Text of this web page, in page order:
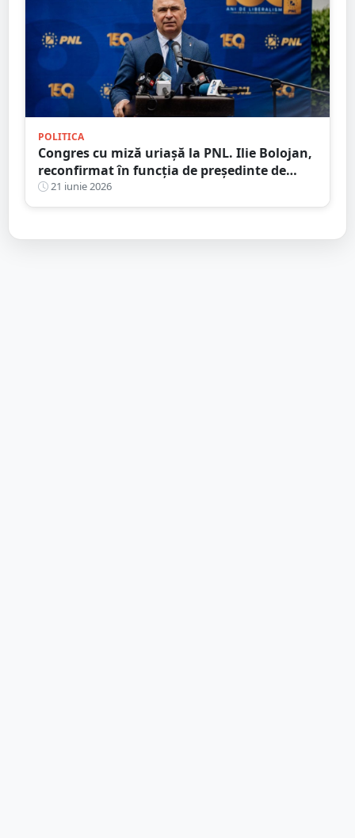
POLITICA
Congres cu miză uriașă la PNL. Ilie Bolojan,
reconfirmat în funcția de președinte de
partid
21 iunie 2026